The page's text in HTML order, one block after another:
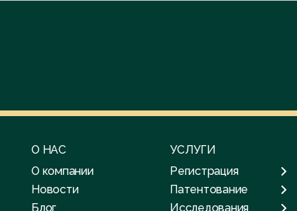
О НАС
О компании
Новости
Блог
УСЛУГИ
Регистрация
Патентование
Исследования